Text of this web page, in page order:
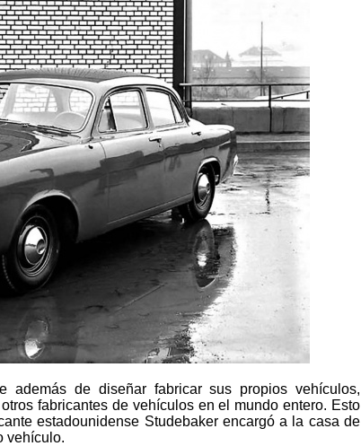
además de diseñar fabricar sus propios vehículos,
fabricantes de vehículos en el mundo entero. Esto
estadounidense Studebaker encargó a la casa de
vehículo.